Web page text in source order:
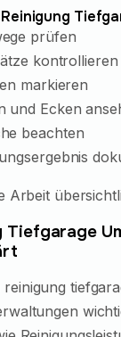
prüfen
kontrollieren
markieren
und Ecken
beachten
Arbeit
Tiefgarage
reinigung